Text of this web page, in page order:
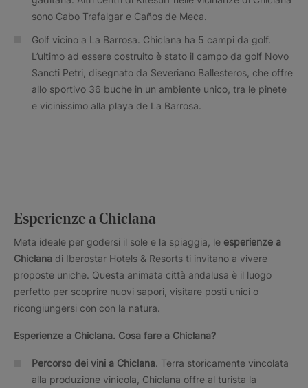
sono Cabo Trafalgar e Caños de Meca.
Golf vicino a La Barrosa. Chiclana ha 5 campi da golf.
L’ultimo ad essere costruito è stato il campo da golf Novo
Sancti Petri, disegnato da Severiano Ballesteros, che offre
allo sportivo 36 buche in un ambiente unico, tra le pinete
e vicinissimo alla playa de La Barrosa.
Esperienze a Chiclana
Meta ideale per godersi il sole e la spiaggia, le esperienze a
Chiclana di Iberostar Hotels & Resorts ti invitano a vivere
proposte uniche. Questa animata città andalusa è il luogo
perfetto per scoprire nuovi sapori, visitare posti unici o
ricongiungersi con con la natura.
Esperienze a Chiclana. Cosa fare a Chiclana?
Percorso dei vini a Chiclana. Terra storicamente vincolata
alla produzione vinicola, Chiclana offre al turista la